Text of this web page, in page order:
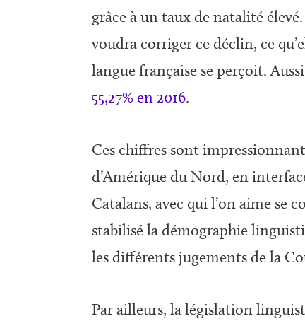
grâce à un taux de natalité
voudra corriger ce déclin, ce
langue française se perçoit.
55,27% en 2016.
Ces chiffres sont
d’Amérique du Nord, en
Catalans, avec qui l’on aime se
stabilisé la démographie
les différents jugements de la
Par ailleurs, la législation